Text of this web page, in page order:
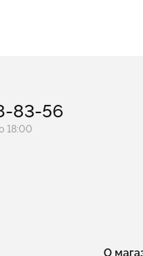
83-56
18:00
О